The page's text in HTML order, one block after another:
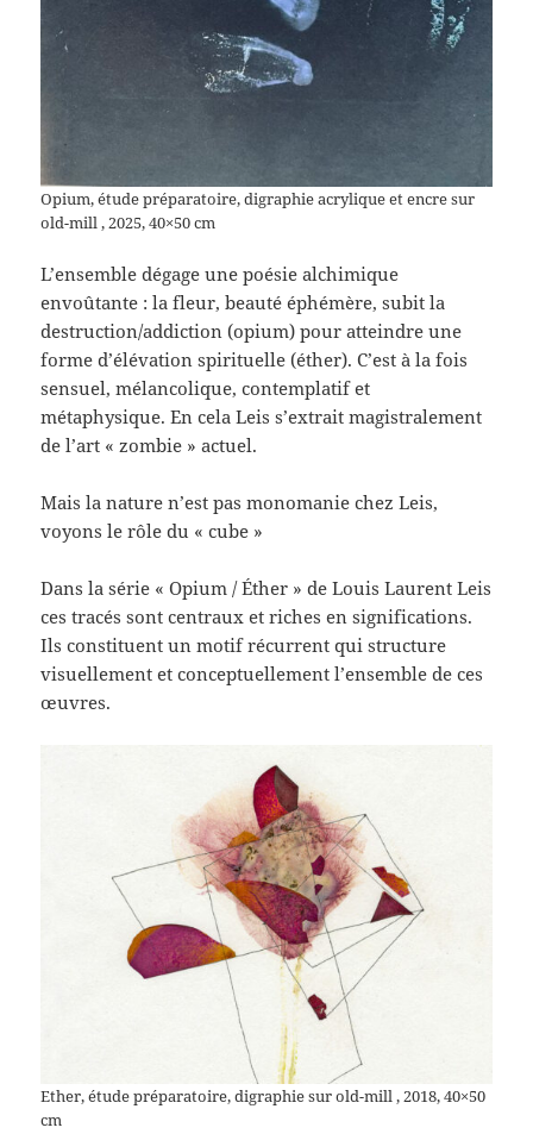
Opium, étude préparatoire, digraphie acrylique et encre sur
old-mill , 2025, 40×50 cm
L’ensemble dégage une poésie alchimique
envoûtante : la fleur, beauté éphémère, subit la
destruction/addiction (opium) pour atteindre une
forme d’élévation spirituelle (éther). C’est à la fois
sensuel, mélancolique, contemplatif et
métaphysique. En cela Leis s’extrait magistralement
de l’art « zombie » actuel.
Mais la nature n’est pas monomanie chez Leis,
voyons le rôle du « cube »
Dans la série « Opium / Éther » de Louis Laurent Leis
ces tracés sont centraux et riches en significations.
Ils constituent un motif récurrent qui structure
visuellement et conceptuellement l’ensemble de ces
œuvres.
Ether, étude préparatoire, digraphie sur old-mill , 2018, 40×50
cm